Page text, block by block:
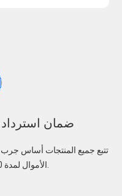
ضمان استرداد
تتبع جميع المنتجات أساس
الأموال لمدة 30 يومًا إذا لم تنجح معك.